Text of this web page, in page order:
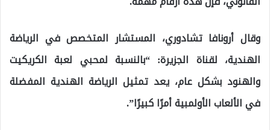
وقال أرونافا تشادوري، المستشار المتخصص في الرياضة
الهندية، لقناة الجزيرة: “بالنسبة لمحبي لعبة الكريكيت
والهنود بشكل عام، يعد تمثيل الرياضة الهندية المفضلة
في الألعاب الأولمبية أمرًا كبيرًا”.